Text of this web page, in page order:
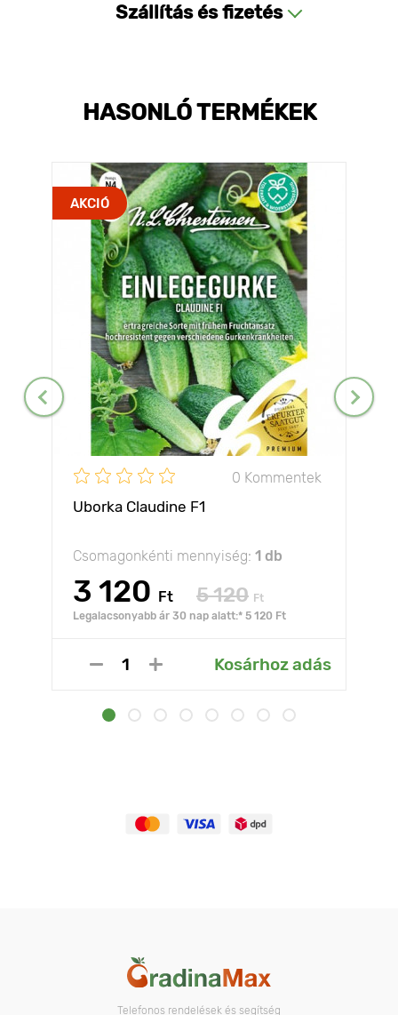
Szállítás és fizetés
HASONLÓ TERMÉKEK
AKCIÓ
0 Kommentek
Uborka Claudine F1
Csomagonkénti mennyiség: 1 db
3 120 Ft 5 120 Ft
Legalacsonyabb ár 30 nap alatt:* 5 120 Ft
Kosárhoz adás
Telefonos rendelések és segítség